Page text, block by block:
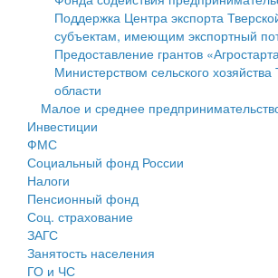
Образование
Здравоохранение
Социальная защита
Фотоальбом
Работа с обращениями граждан
Муниципальный контроль
Муниципальные услуги
Проекты административных регламентов
Антимонопольный комплаенс
Противодействие коррупции
Имущественная поддержка субъектов
среднего предпринимательства
Информационная поддержка субъектов
среднего предпринимательства
Муниципальные программы
Контрольно-счетная палата
Персональные данные
Оценка регулирующего воздействия
Поддержка Центра экспорта
субъектам, имеющим экспортный
Предоставление грантов
Министерством сельского хозяйства
области
Малое и среднее
Инвестиции
ФМС
Социальный фонд России
Налоги
Пенсионный фонд
Соц. страхование
ЗАГС
Занятость населения
ГО и ЧС